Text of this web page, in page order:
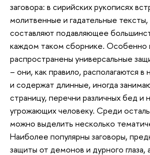
заговора: в сирийских рукописях
молитвенные и гадательные
составляют подавляющее
каждом таком сборнике. Особенно
распространены универсальные
– они, как правило, располагаются в
и содержат длинные, иногда
страницу, перечни различных бед и
угрожающих человеку. Среди
можно выделить несколько
Наиболее популярны заговоры,
защиты от демонов и дурного глаза,